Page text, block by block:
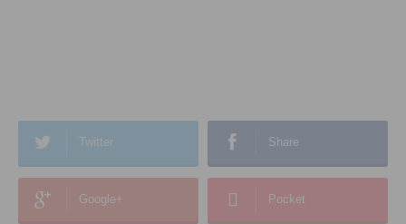
Twitter Share
Google+ Pocket